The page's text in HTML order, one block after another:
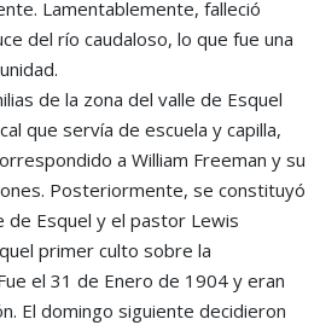
Lamentablemente, falleció
del río caudaloso, lo que fue una
de la zona del valle de Esquel
que servía de escuela y capilla,
a William Freeman y su
Posteriormente, se constituyó
de Esquel y el pastor Lewis
primer culto sobre la
el 31 de Enero de 1904 y eran
El domingo siguiente decidieron